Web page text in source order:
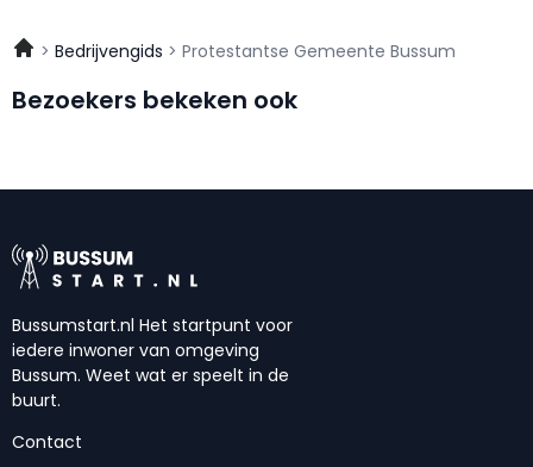
Bedrijvengids Protestantse Gemeente Bussum
Bezoekers bekeken ook
Bussumstart.nl Het startpunt voor
iedere inwoner van omgeving
Bussum. Weet wat er speelt in de
buurt.
Contact